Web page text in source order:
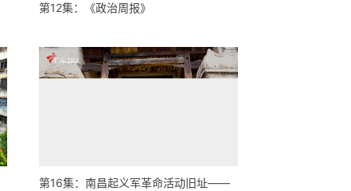
第12集：《政治周报》
第16集：南昌起义军革命活动旧址——